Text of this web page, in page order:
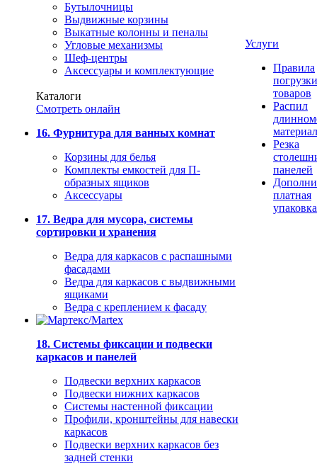
Бутылочницы
Выдвижные корзины
Выкатные колонны и пеналы
Угловые механизмы
Шеф-центры
Аксессуары и комплектующие
Каталоги
Смотреть онлайн
16. Фурнитура для ванных комнат
Корзины для белья
Комплекты емкостей для П-
образных ящиков
Аксессуары
17. Ведра для мусора, системы
сортировки и хранения
Ведра для каркасов с распашными
фасадами
Ведра для каркасов с выдвижными
ящиками
Ведра с креплением к фасаду
18. Системы фиксации и подвески
каркасов и панелей
Подвески верхних каркасов
Подвески нижних каркасов
Системы настенной фиксации
Профили, кронштейны для навески
каркасов
Подвески верхних каркасов без
задней стенки
Услуги
Правила
погрузки
товаров
Распил
Резка
панелей
платная
упаковка